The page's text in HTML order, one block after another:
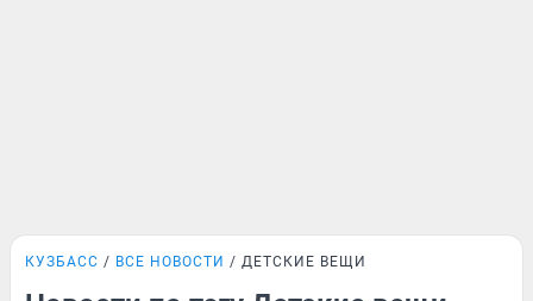
КУЗБАСС ВСЕ НОВОСТИ ДЕТСКИЕ ВЕЩИ